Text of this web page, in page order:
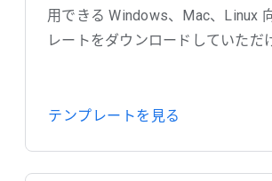
用できる Windows、Mac、Linux
レートをダウンロードしていただ
テンプレートを見る